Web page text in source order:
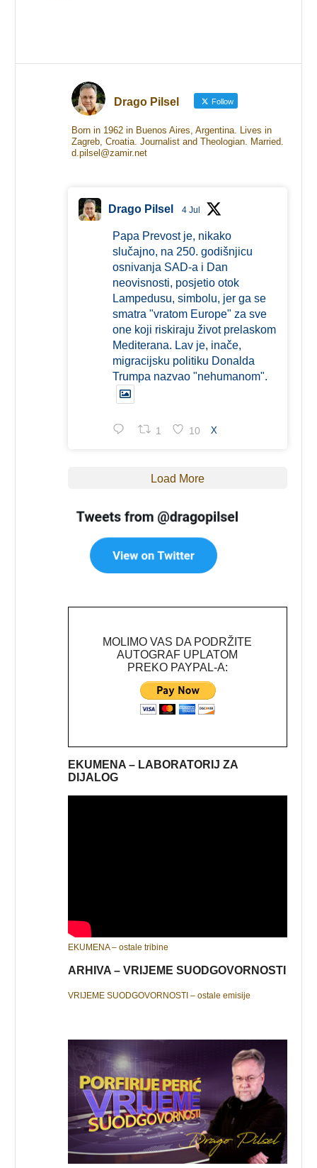
Drago Pilsel Follow
Born in 1962 in Buenos Aires, Argentina. Lives in
Zagreb, Croatia. Journalist and Theologian. Married.
d.pilsel@zamir.net
Drago Pilsel 4 Jul
Papa Prevost je, nikako
slučajno, na 250. godišnjicu
osnivanja SAD-a i Dan
neovisnosti, posjetio otok
Lampedusu, simbolu, jer ga se
smatra "vratom Europe" za sve
one koji riskiraju život prelaskom
Mediterana. Lav je, inače,
migracijsku politiku Donalda
Trumpa nazvao "nehumanom".
1 10 X
Load More
MOLIMO VAS DA PODRŽITE
AUTOGRAF UPLATOM
PREKO PAYPAL-A:
EKUMENA – LABORATORIJ ZA
DIJALOG
EKUMENA – ostale tribine
ARHIVA – VRIJEME SUODGOVORNOSTI
VRIJEME SUODGOVORNOSTI – ostale emisije